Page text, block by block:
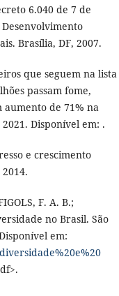
6.040 de 7 de
Brasília, DF, 2007.
que seguem na lista
passam fome,
de 71% na
Disponível em: .
e crescimento
F. A. B.;
no Brasil. São
em: